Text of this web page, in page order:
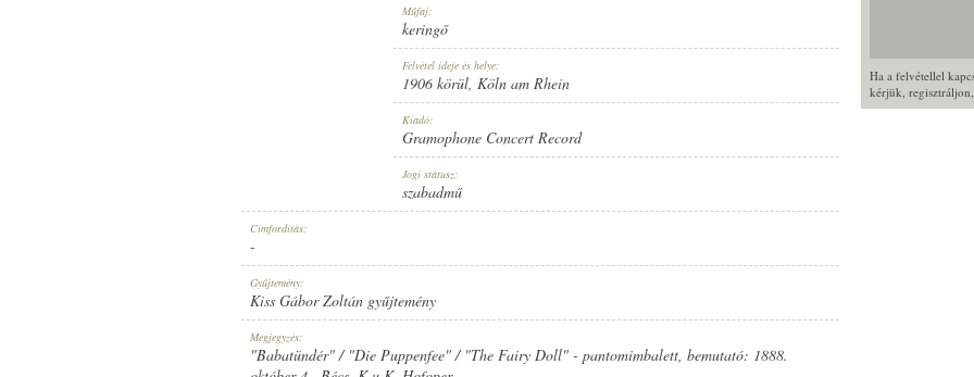
Ha a felvétellel
kérjük, regisztráljon
1906 KÖRÜL
GRAMOPHONE CONCERT RECORD
LEMEZSZÁM:
Műfaj:
keringő
Felvétel ideje és helye:
1906 körül, Köln am Rhein
Kiadó:
Gramophone Concert Record
Jogi státusz:
szabadmű
Címfordítás:
-
Gyűjtemény:
Kiss Gábor Zoltán gyűjtemény
Megjegyzés:
"Babatündér" / "Die Puppenfee" / "The Fairy Doll" - pantomimbalett, bemutató: 1888.